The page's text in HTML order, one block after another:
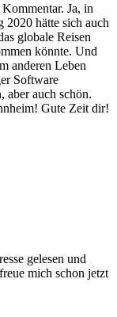
Ja, in
hätte sich auch
globale Reisen
könnte. Und
anderen Leben
Software
aber auch schön.
Gute Zeit dir!
gelesen und
mich schon jetzt